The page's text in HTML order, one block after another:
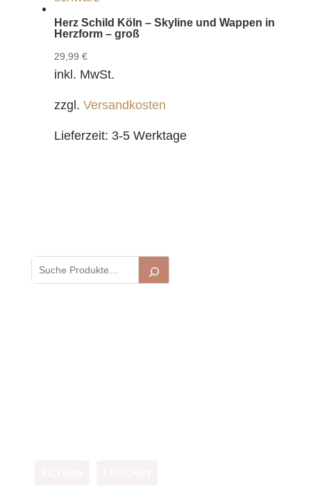
Herz Schild Köln – Skyline und Wappen in
Herzform – groß
29,99 €
inkl. MwSt.
zzgl. Versandkosten
Lieferzeit: 3-5 Werktage